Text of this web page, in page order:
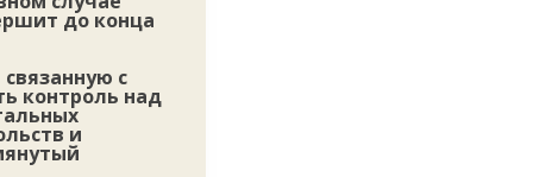
до конца
с
контроль над
и